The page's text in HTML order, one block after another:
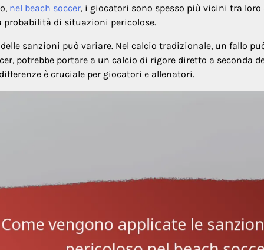
nel beach soccer, i giocatori sono spesso più vicini tra
probabilità di situazioni pericolose.
delle sanzioni può variare. Nel calcio tradizionale, un fallo
potrebbe portare a un calcio di rigore diretto a seconda
è cruciale per giocatori e allenatori.